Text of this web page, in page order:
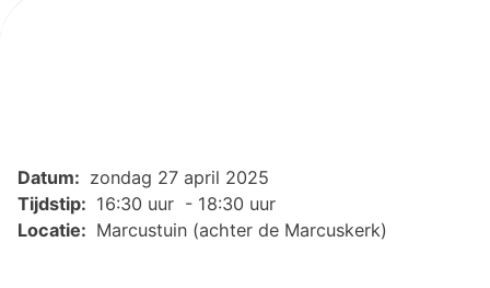
Datum: zondag 27 april 2025
Tijdstip: 16:30 uur - 18:30 uur
Locatie: Marcustuin (achter de Marcuskerk)